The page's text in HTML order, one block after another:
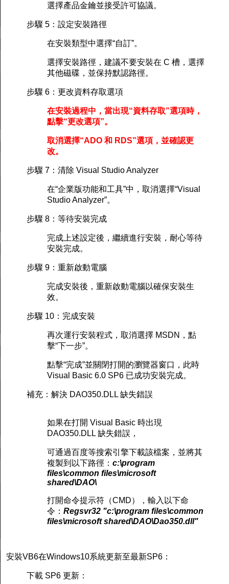
選擇產品金鑰並接受許可協議。
步驟 5：設定安裝路徑
在安裝類型中選擇“自訂”。
選擇安裝路徑，建議不要安裝在 C 槽，選擇
其他磁碟，並保持默認路徑。
步驟 6：更改資料存取選項
在安裝過程中，當出現“資料存取”選項時，
點擊“更改選項”。
取消選擇“ADO 和 RDS”選項，並確認更
改。
步驟 7：清除 Visual Studio Analyzer
在“企業版功能和工具”中，取消選擇“Visual
Studio Analyzer”。
步驟 8：等待安裝完成
完成上述設定後，繼續進行安裝，耐心等待
安裝完成。
步驟 9：重新啟動電腦
完成安裝後，重新啟動電腦以確保安裝生
效。
步驟 10：完成安裝
再次運行安裝程式，取消選擇 MSDN，點
擊“下一步”。
點擊“完成”並關閉打開的瀏覽器窗口，此時
Visual Basic 6.0 SP6 已成功安裝完成。
補充：解決 DAO350.DLL 缺失錯誤
如果在打開 Visual Basic 時出現
DAO350.DLL 缺失錯誤，
可通過百度等搜索引擎下載該檔案，並將其
複製到以下路徑： c:\program
files\common files\microsoft
shared\DAO\
打開命令提示符（CMD），輸入以下命
令： Regsvr32 "c:\program files\common
files\microsoft shared\DAO\Dao350.dll"
安裝VB6在Windows10系統更新至最新SP6：
下載 SP6 更新：